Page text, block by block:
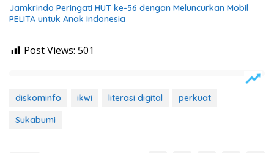
Jamkrindo Peringati HUT ke-56 dengan Meluncurkan Mobil
PELITA untuk Anak Indonesia
Post Views: 501
diskominfo ikwi literasi digital
perkuat
Sukabumi